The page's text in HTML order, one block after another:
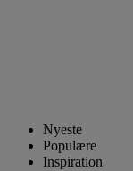
Nyeste
Populære
Inspiration